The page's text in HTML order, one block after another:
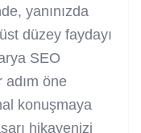
yanınızda
düzey faydayı
SEO
adım öne
konuşmaya
hikayenizi